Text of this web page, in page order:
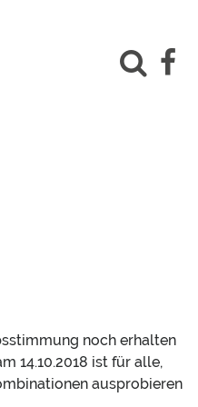
noch erhalten
14.10.2018 ist für alle,
ausprobieren